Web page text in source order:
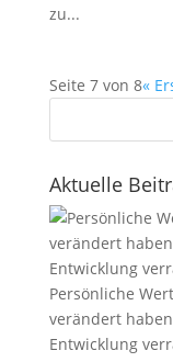
zu...
Seite 7 von 8«
Aktuelle
Persönliche
verändert
Entwicklung